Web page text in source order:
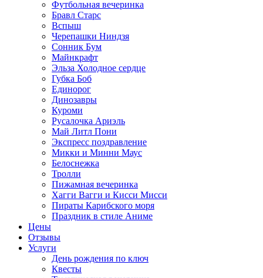
Футбольная вечеринка
Бравл Старс
Вспыш
Черепашки Ниндзя
Сонник Бум
Майнкрафт
Эльза Холодное сердце
Губка Боб
Единорог
Динозавры
Куроми
Русалочка Ариэль
Май Литл Пони
Экспресс поздравление
Микки и Минни Маус
Белоснежка
Тролли
Пижамная вечеринка
Хагги Вагги и Кисси Мисси
Пираты Карибского моря
Праздник в стиле Аниме
Цены
Отзывы
Услуги
День рождения по ключ
Квесты